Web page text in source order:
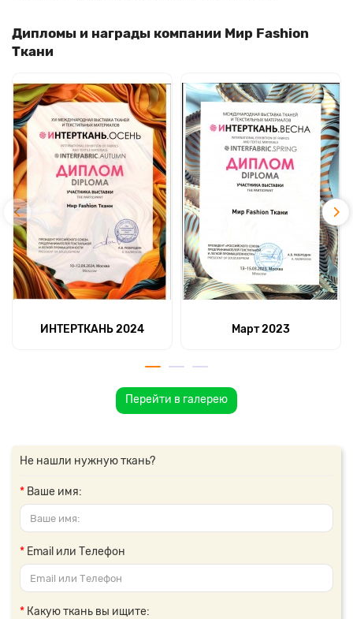
Дипломы и награды компании Мир Fashion
Ткани
ИНТЕРТКАНЬ 2024 Март 2023
Перейти в галерею
Не нашли нужную ткань?
Ваше имя:
Email или Телефон
Какую ткань вы ищите: